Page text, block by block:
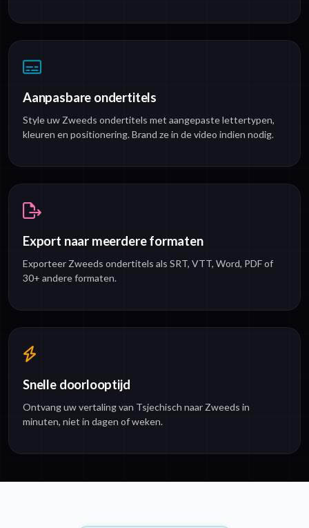
Aanpasbare ondertitels
Style uw Zweeds ondertitels met aangepaste lettertypen,
kleuren en positionering. Brand ze in de video indien nodig.
Export naar meerdere formaten
Exporteer Zweeds ondertitels als SRT, VTT, Word, PDF of
30+ andere formaten.
Snelle doorlooptijd
Ontvang uw vertaling van Tsjechisch naar Zweeds in
minuten, niet in dagen of weken.